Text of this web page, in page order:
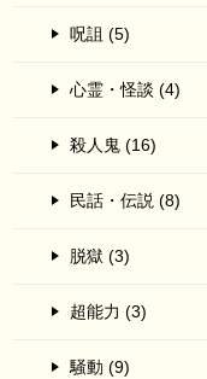
呪詛 (5)
心霊・怪談 (4)
殺人鬼 (16)
民話・伝説 (8)
脱獄 (3)
超能力 (3)
騒動 (9)